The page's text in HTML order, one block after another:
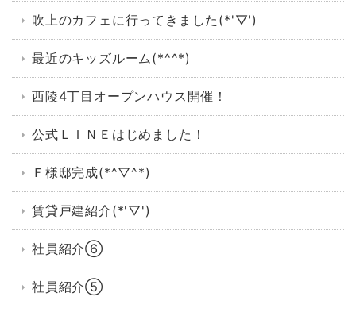
吹上のカフェに行ってきました(*'▽')
最近のキッズルーム(*^^*)
西陵4丁目オープンハウス開催！
公式ＬＩＮＥはじめました！
Ｆ様邸完成(*^▽^*)
賃貸戸建紹介(*'▽')
社員紹介⑥
社員紹介⑤